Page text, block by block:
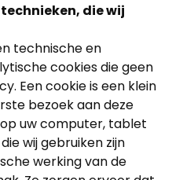
die wij
technische en
cookies die geen
Een cookie is een klein
bezoek aan deze
uw computer, tablet
wij gebruiken zijn
werking van de